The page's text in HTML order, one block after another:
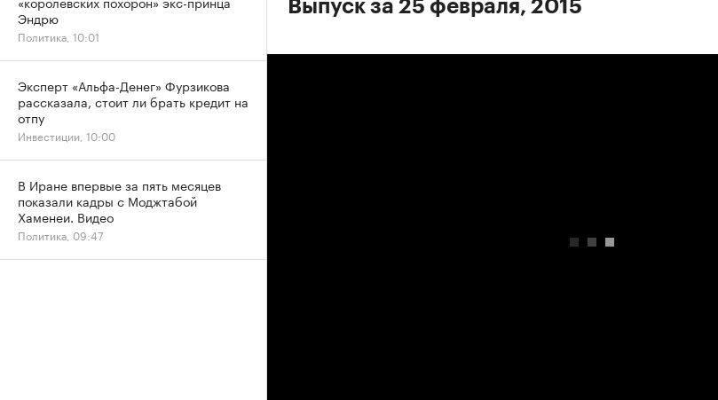
Выпуск за 25 февраля, 2015
Эндрю
Политика, 10:01
Эксперт «Альфа-Денег» Фурзикова
рассказала, стоит ли брать кредит на
отпу
Инвестиции, 10:00
В Иране впервые за пять месяцев
показали кадры с Моджтабой
Хаменеи. Видео
Политика, 09:47